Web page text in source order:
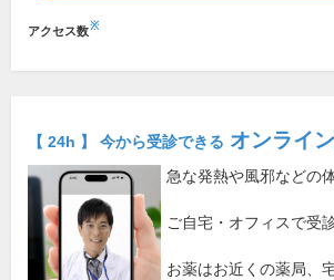
アクセス数※
【 24h 】 今から受診できる オンライ
急な発熱や風邪などの
ご自宅・オフィスで受
お薬はお近くの薬局、